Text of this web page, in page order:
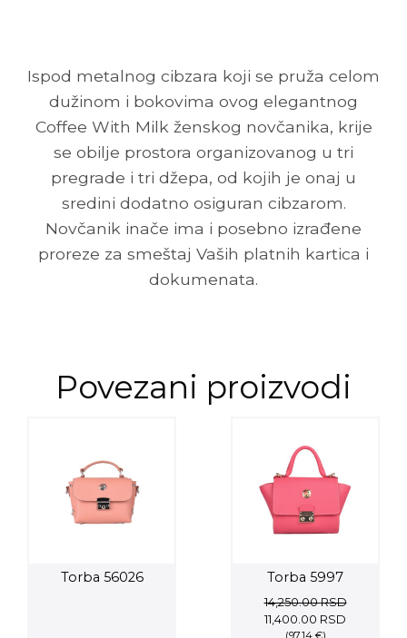
Ispod metalnog cibzara koji se pruža celom
dužinom i bokovima ovog elegantnog
Coffee With Milk ženskog novčanika, krije
se obilje prostora organizovanog u tri
pregrade i tri džepa, od kojih je onaj u
sredini dodatno osiguran cibzarom.
Novčanik inače ima i posebno izrađene
proreze za smeštaj Vaših platnih kartica i
dokumenata.
Povezani proizvodi
Torba 56026 Torba 5997
14,250.00RSD
Original
11,400.00 RSD
(97.14 €)